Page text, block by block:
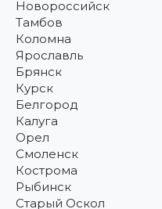
Новороссийск
Тамбов
Коломна
Ярославль
Брянск
Курск
Белгород
Калуга
Орел
Смоленск
Кострома
Рыбинск
Старый Оскол